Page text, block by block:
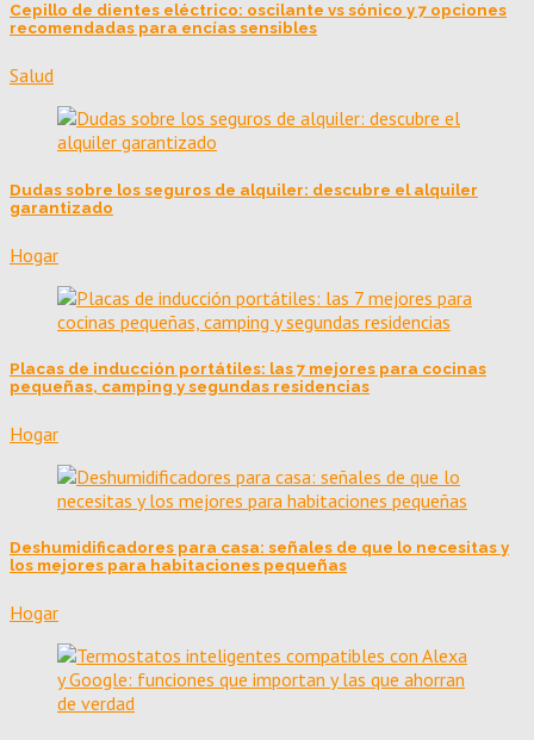
Cepillo de dientes eléctrico: oscilante vs sónico y 7 opciones
recomendadas para encías sensibles
Salud
Dudas sobre los seguros de alquiler: descubre el alquiler
garantizado
Hogar
Placas de inducción portátiles: las 7 mejores para cocinas
pequeñas, camping y segundas residencias
Hogar
Deshumidificadores para casa: señales de que lo necesitas y
los mejores para habitaciones pequeñas
Hogar